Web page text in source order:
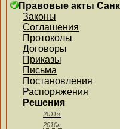
Правовые акты
Законы
Соглашения
Протоколы
Договоры
Приказы
Письма
Постановления
Распоряжения
Решения
2011г.
2010г.